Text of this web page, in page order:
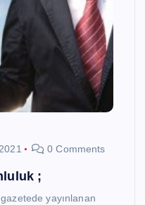
0 Comments
;
yayınlanan